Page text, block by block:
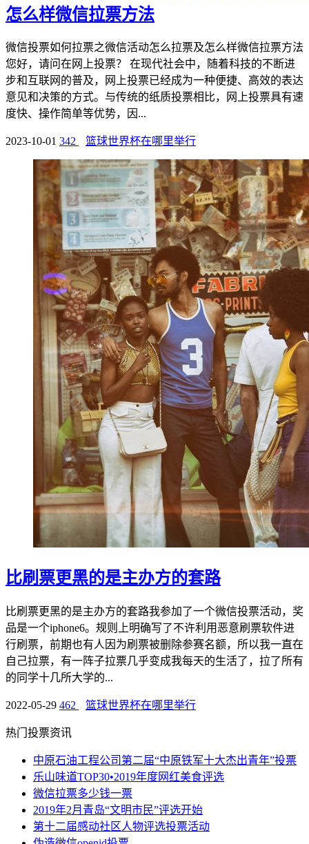
怎么样微信拉票方法
微信投票如何拉票之微信活动怎么拉票及怎么样微信拉票方法
您好，请问在网上投票？ 在现代社会中，随着科技的不断进
步和互联网的普及，网上投票已经成为一种便捷、高效的表达
意见和决策的方式。与传统的纸质投票相比，网上投票具有速
度快、操作简单等优势，因...
2023-10-01 342 篮球世界杯在哪里举行
比刷票更黑的是主办方的套路
比刷票更黑的是主办方的套路我参加了一个微信投票活动，奖
品是一个iphone6。规则上明确写了不许利用恶意刷票软件进
行刷票，前期也有人因为刷票被删除参赛名额，所以我一直在
自己拉票，有一阵子拉票几乎变成我每天的生活了，拉了所有
的同学十几所大学的...
2022-05-29 462 篮球世界杯在哪里举行
热门投票资讯
中原石油工程公司第二届“中原铁军十大杰出青年”投票
乐山味道TOP30•2019年度网红美食评选
微信拉票多少钱一票
2019年2月青岛“文明市民”评选开始
第十二届感动社区人物评选投票活动